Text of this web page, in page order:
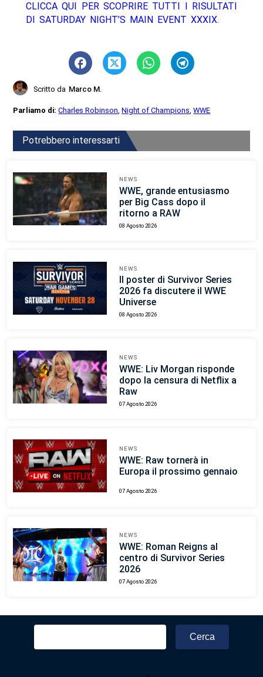
CLICCA QUI PER SCOPRIRE TUTTI I RISULTATI
DI SATURDAY NIGHT’S MAIN EVENT XXXIX.
Scritto da Marco M.
Parliamo di:Charles Robinson,Night of Champions,WWE
Potrebbero interessarti
NEWS
WWE, grande entusiasmo
per Big Cass dopo il
ritorno a RAW
08 Agosto 2026
NEWS
Il poster di Survivor Series
2026 fa discutere il WWE
Universe
08 Agosto 2026
NEWS
WWE: Liv Morgan risponde
dopo la censura di Netflix a
Raw
07 Agosto 2026
NEWS
WWE: Raw tornerà in
Europa il prossimo gennaio
07 Agosto 2026
NEWS
WWE: Roman Reigns al
centro di Survivor Series
2026
07 Agosto 2026
Ricerca